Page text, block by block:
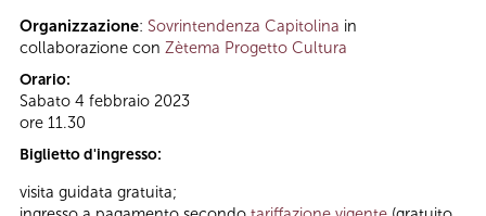
Organizzazione: Sovrintendenza Capitolina in
collaborazione con Zètema Progetto Cultura
Orario:
Sabato 4 febbraio 2023
ore 11.30
Biglietto d'ingresso:
visita guidata gratuita;